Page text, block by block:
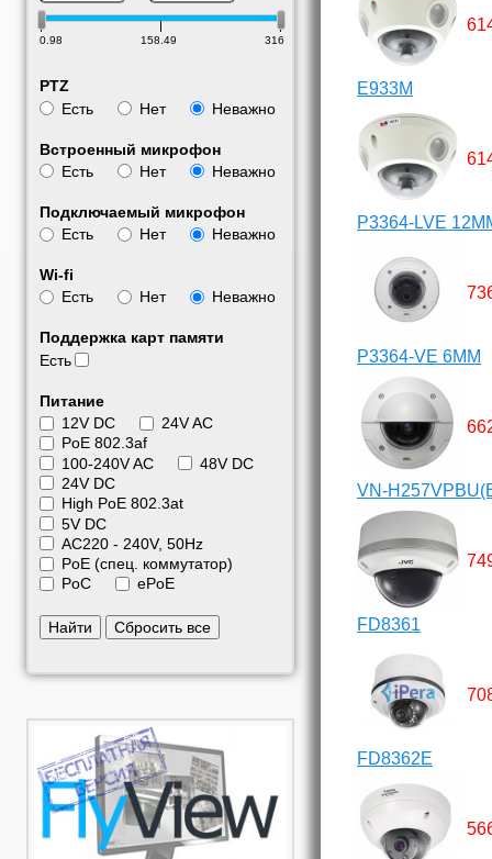
0.98 158.49 316
PTZ
Есть
Нет Неважно
Встроенный микрофон
Есть
Нет Неважно
Подключаемый микрофон
Есть
Нет Неважно
Wi-fi
Есть
Нет Неважно
Поддержка карт памяти
Есть
Питание
12V DC
24V AC
PoE 802.3af
100-240V AC
48V DC
24V DC
High PoE 802.3at
5V DC
АС220 - 240V, 50Hz
PoE (спец. коммутатор)
PoC
ePoE
Найти Сбросить все
E933M
P3364-LVE
P3364-VE 6MM
VN-
FD8361
FD8362E